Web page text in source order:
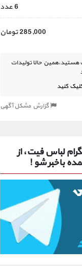
6 عدد
285,000 تومان
هستید،همین حالا تولیدات
کنید
گزارش مشکل آگهی
لباس فیت، از
باخبر شو !